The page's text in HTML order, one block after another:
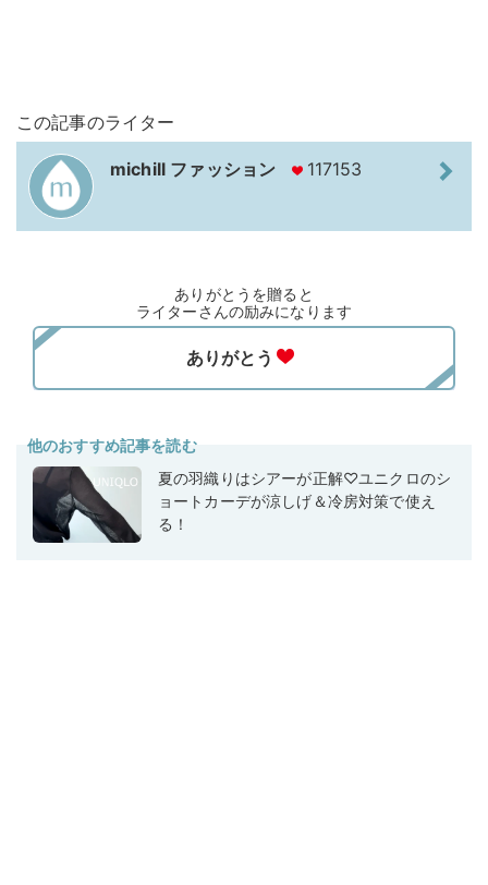
この記事のライター
michill ファッション 117153
ありがとうを贈ると
ライターさんの励みになります
他のおすすめ記事を読む
夏の羽織りはシアーが正解♡ユニクロのシ
ョートカーデが涼しげ＆冷房対策で使え
る！